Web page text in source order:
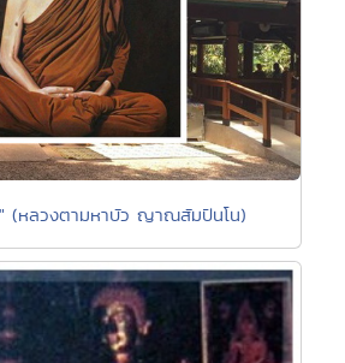
(หลวงตามหาบัว ญาณสัมปันโน)